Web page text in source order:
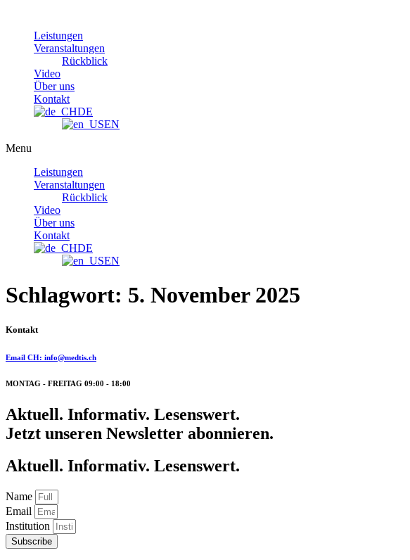
contentLeistungen
Veranstaltungen
Rückblick
Video
Über uns
Kontakt
DE
EN
Menu
Leistungen
Veranstaltungen
Rückblick
Video
Über uns
Kontakt
DE
EN
Schlagwort: 5. November 2025
Kontakt
Email CH: info@medtis.ch
MONTAG - FREITAG 09:00 - 18:00
Aktuell. Informativ. Lesenswert.
Jetzt unseren Newsletter abonnieren.
Aktuell. Informativ. Lesenswert.
Name
Email
Institution
Subscribe